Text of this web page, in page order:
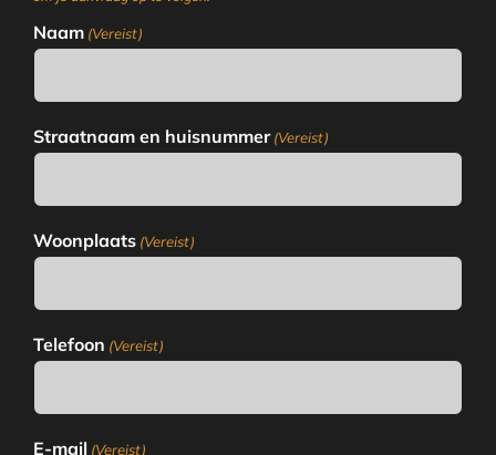
Naam (Vereist)
Straatnaam en huisnummer (Vereist)
Woonplaats (Vereist)
Telefoon (Vereist)
E-mail (Vereist)